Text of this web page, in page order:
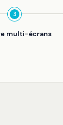
3
multi-écrans